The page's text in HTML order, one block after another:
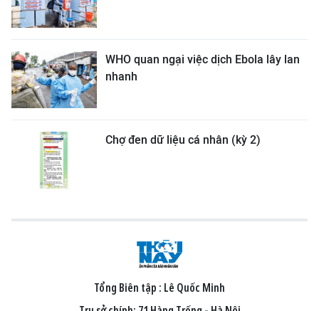
WHO quan ngại việc dịch Ebola lây lan
nhanh
Chợ đen dữ liệu cá nhân (kỳ 2)
Tổng Biên tập : Lê Quốc Minh